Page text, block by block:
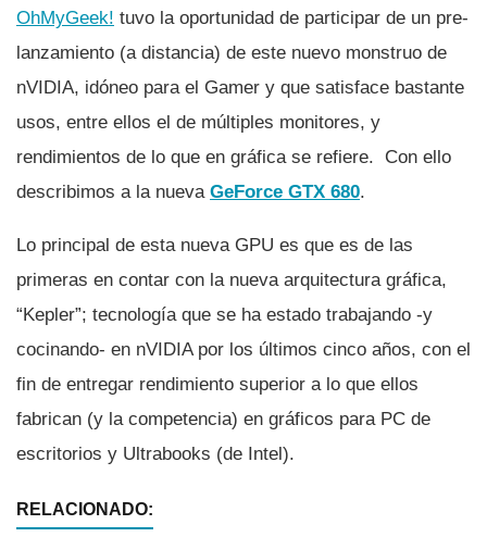
OhMyGeek! tuvo la oportunidad de participar de un pre-
lanzamiento (a distancia) de este nuevo monstruo de
nVIDIA, idóneo para el Gamer y que satisface bastante
usos, entre ellos el de múltiples monitores, y
rendimientos de lo que en gráfica se refiere. Con ello
describimos a la nueva GeForce GTX 680.
Lo principal de esta nueva GPU es que es de las
primeras en contar con la nueva arquitectura gráfica,
“Kepler”; tecnologí­a que se ha estado trabajando -y
cocinando- en nVIDIA por los últimos cinco años, con el
fin de entregar rendimiento superior a lo que ellos
fabrican (y la competencia) en gráficos para PC de
escritorios y Ultrabooks (de Intel).
RELACIONADO: